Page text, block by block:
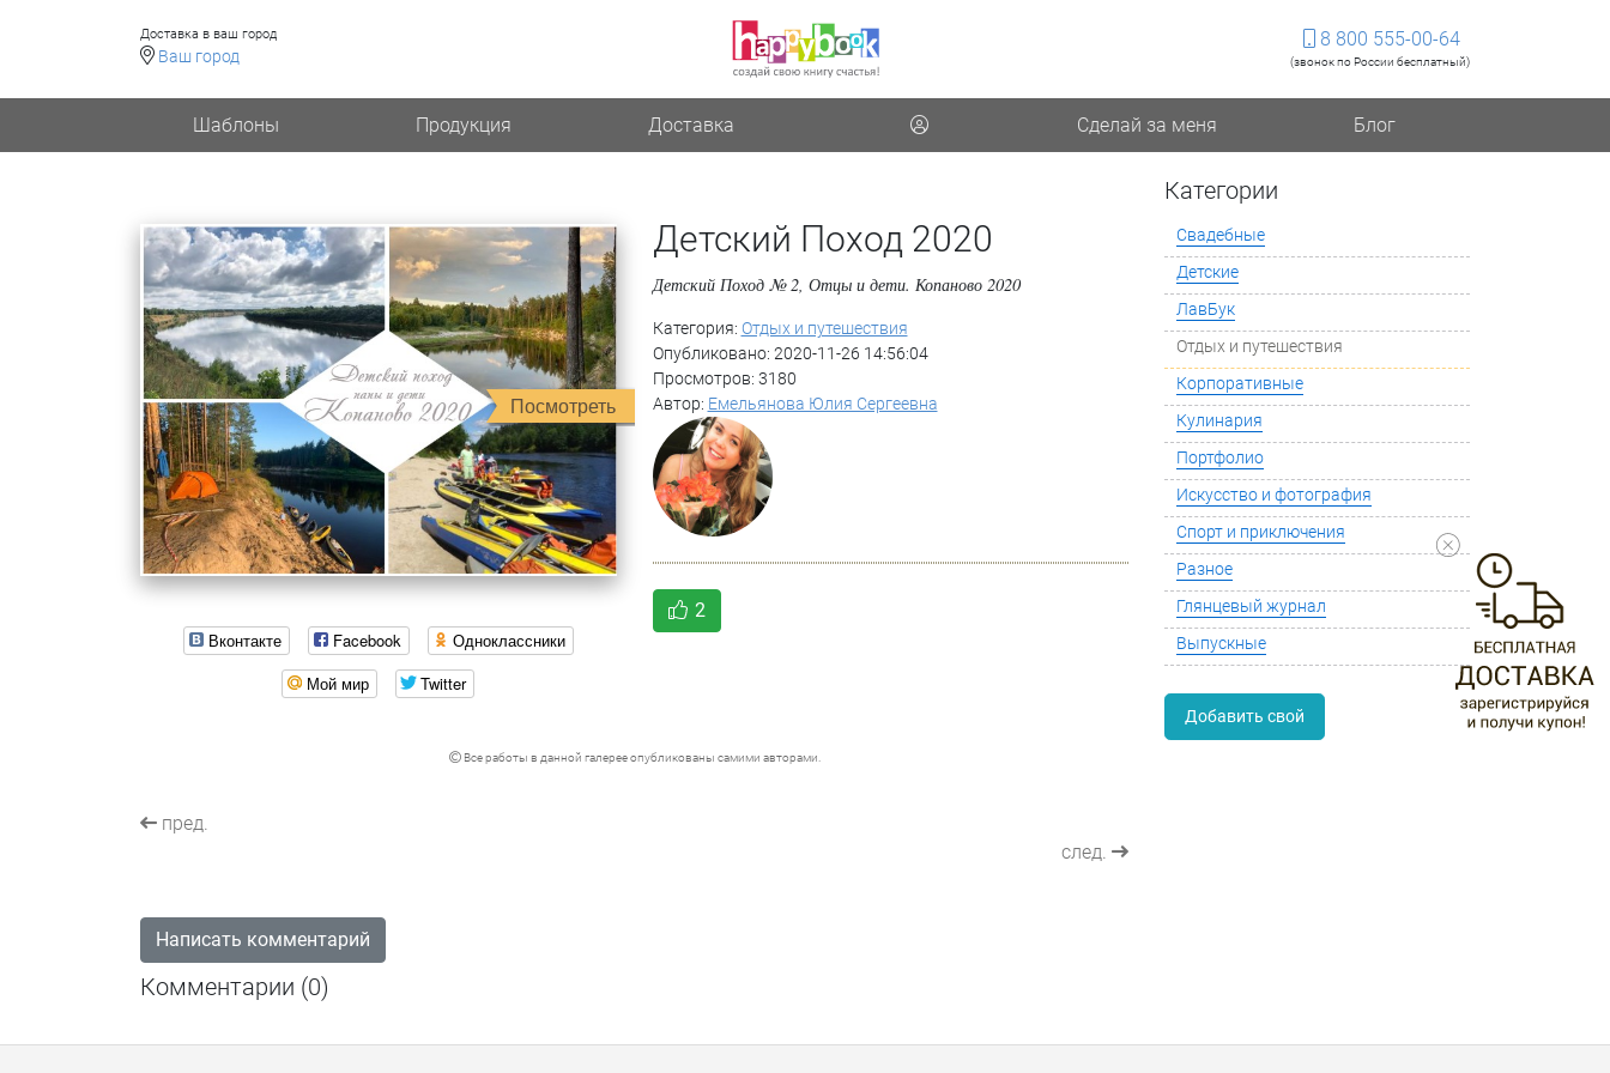
Доставка в ваш город
Ваш город
8 800 555-00-64
(звонок по России бесплатный)
Шаблоны Продукция Доставка Сделай за меня Блог
Посмотреть
Вконтакте Facebook
Одноклассники
Мой мир
Twitter
Детский Поход 2020
Детский Поход № 2, Отцы и дети. Копаново 2020
Категория: Отдых и путешествия
Опубликовано: 2020-11-26 14:56:04
Просмотров: 3180
Автор: Емельянова Юлия Сергеевна
2
Все работы в данной галерее опубликованы самими авторами.
пред.
след.
Категории
Свадебные
Детские
ЛавБук
Отдых и путешествия
Корпоративные
Кулинария
Портфолио
Искусство и фотография
Спорт и приключения
Разное
Глянцевый журнал
Выпускные
Добавить свой
Написать комментарий
Комментарии (0)